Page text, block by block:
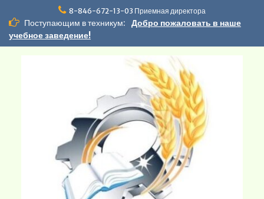
содержимому
8-846-672-13-03 Приемная директора
Поступающим в техникум:
Добро пожаловать в наше
учебное заведение!